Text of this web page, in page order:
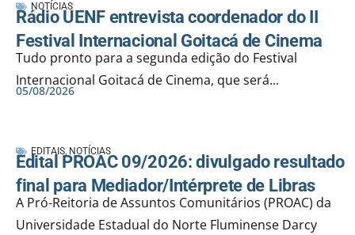
NOTÍCIAS
Rádio UENF entrevista coordenador do II
Festival Internacional Goitacá de Cinema
Tudo pronto para a segunda edição do Festival
Internacional Goitacá de Cinema, que será...
05/08/2026
EDITAIS, NOTÍCIAS
Edital PROAC 09/2026: divulgado resultado
final para Mediador/Intérprete de Libras
A Pró-Reitoria de Assuntos Comunitários (PROAC) da
Universidade Estadual do Norte Fluminense Darcy